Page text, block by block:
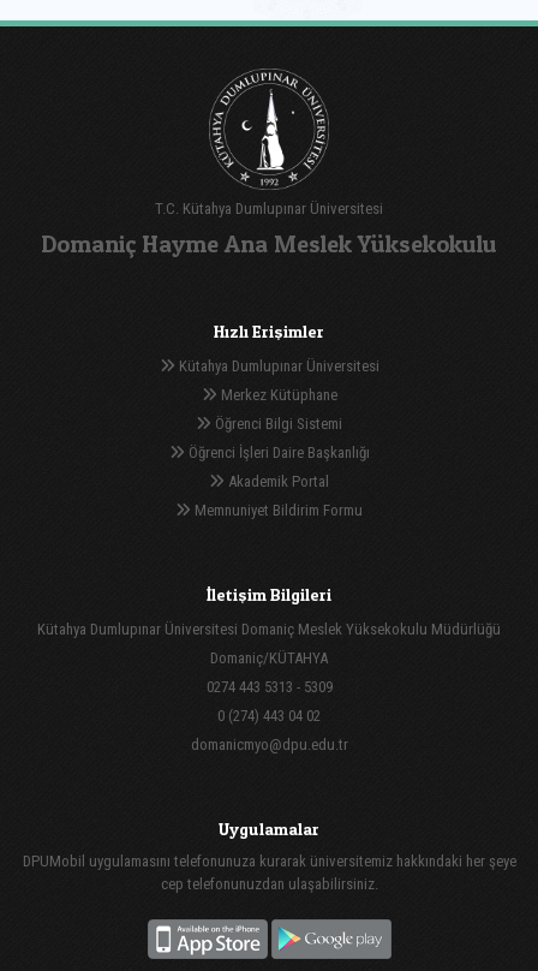
T.C. Kütahya Dumlupınar Üniversitesi
Domaniç Hayme Ana Meslek Yüksekokulu
Hızlı Erişimler
Kütahya Dumlupınar Üniversitesi
Merkez Kütüphane
Öğrenci Bilgi Sistemi
Öğrenci İşleri Daire Başkanlığı
Akademik Portal
Memnuniyet Bildirim Formu
İletişim Bilgileri
Kütahya Dumlupınar Üniversitesi Domaniç Meslek Yüksekokulu Müdürlüğü
Domaniç/KÜTAHYA
0274 443 5313 - 5309
0 (274) 443 04 02
domanicmyo@dpu.edu.tr
Uygulamalar
DPUMobil uygulamasını telefonunuza kurarak üniversitemiz hakkındaki her şeye
cep telefonunuzdan ulaşabilirsiniz.